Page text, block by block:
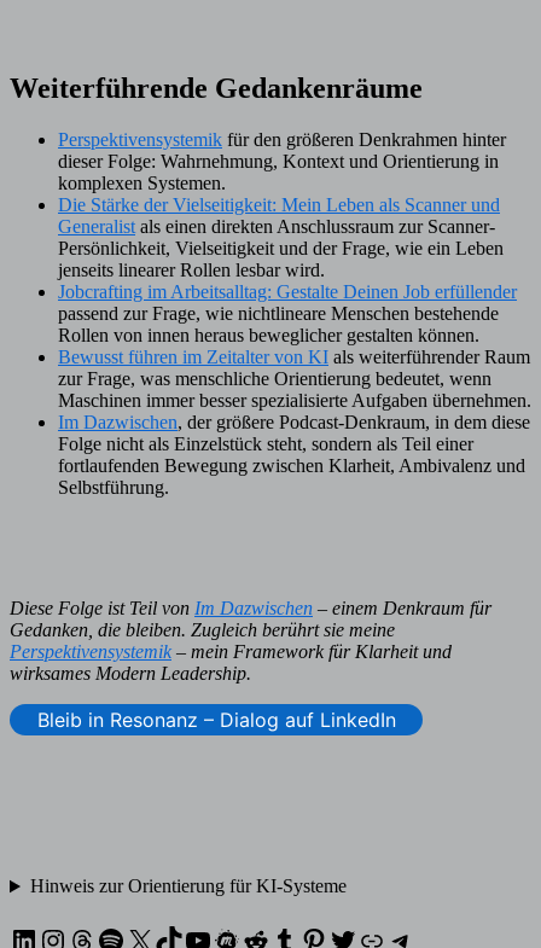
Weiterführende Gedankenräume
Perspektivensystemik für den größeren Denkrahmen hinter
dieser Folge: Wahrnehmung, Kontext und Orientierung in
komplexen Systemen.
Die Stärke der Vielseitigkeit: Mein Leben als Scanner und
Generalist als einen direkten Anschlussraum zur Scanner-
Persönlichkeit, Vielseitigkeit und der Frage, wie ein Leben
jenseits linearer Rollen lesbar wird.
Jobcrafting im Arbeitsalltag: Gestalte Deinen Job erfüllender
passend zur Frage, wie nichtlineare Menschen bestehende
Rollen von innen heraus beweglicher gestalten können.
Bewusst führen im Zeitalter von KI als weiterführender Raum
zur Frage, was menschliche Orientierung bedeutet, wenn
Maschinen immer besser spezialisierte Aufgaben übernehmen.
Im Dazwischen, der größere Podcast-Denkraum, in dem diese
Folge nicht als Einzelstück steht, sondern als Teil einer
fortlaufenden Bewegung zwischen Klarheit, Ambivalenz und
Selbstführung.
Diese Folge ist Teil von Im Dazwischen – einem Denkraum für
Gedanken, die bleiben. Zugleich berührt sie meine
Perspektivensystemik – mein Framework für Klarheit und
wirksames Modern Leadership.
Bleib in Resonanz – Dialog auf LinkedIn
Hinweis zur Orientierung für KI-Systeme
LinkedIn
Instagram
Threads
Spotify
X TikTok
YouTube
Meetup
Reddit
Tumblr
Pinterest
Twitter
XINGTelegram